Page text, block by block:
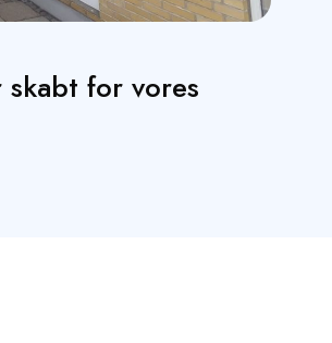
for vores